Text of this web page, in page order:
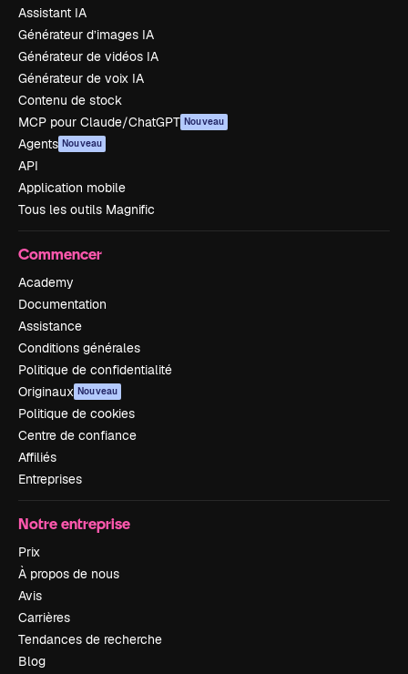
Assistant IA
Générateur d’images IA
Générateur de vidéos IA
Générateur de voix IA
Contenu de stock
MCP pour Claude/ChatGPT Nouveau
Agents Nouveau
API
Application mobile
Tous les outils Magnific
Commencer
Academy
Documentation
Assistance
Conditions générales
Politique de confidentialité
Originaux Nouveau
Politique de cookies
Centre de confiance
Affiliés
Entreprises
Notre entreprise
Prix
À propos de nous
Avis
Carrières
Tendances de recherche
Blog